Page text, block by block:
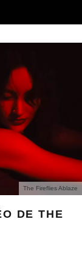
The Fireflies Ablaze
DE THE